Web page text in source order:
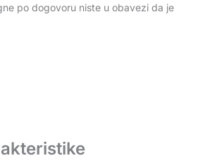
po dogovoru niste u obavezi da je